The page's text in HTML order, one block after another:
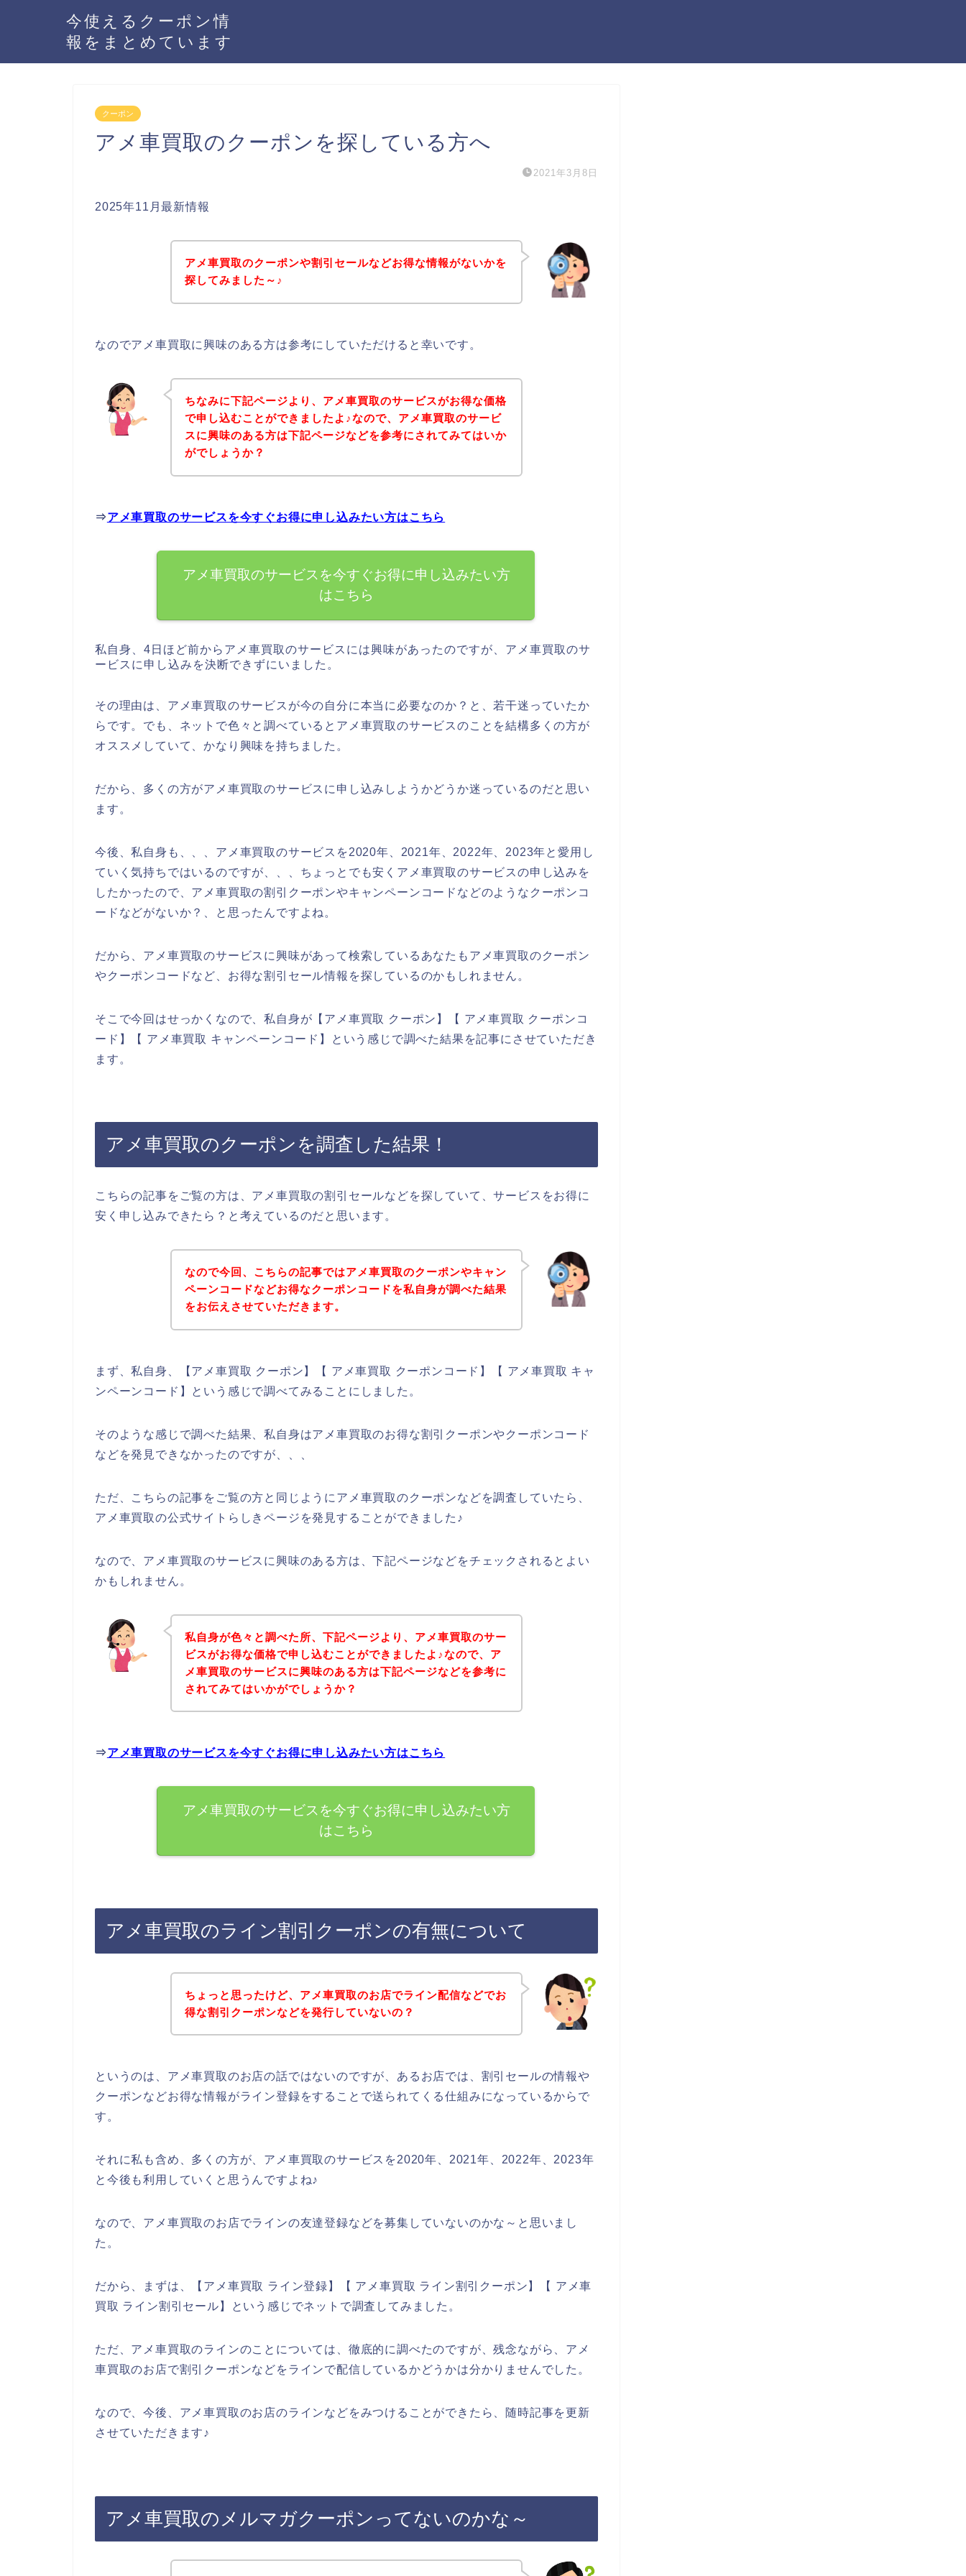
今使えるクーポン情
報をまとめています
クーポン
アメ車買取のクーポンを探している方へ
2021年3月8日
2025年11月最新情報
アメ車買取のクーポンや割引セールなどお得な情報がないかを
探してみました～♪
なのでアメ車買取に興味のある方は参考にしていただけると幸いです。
ちなみに下記ページより、アメ車買取のサービスがお得な価格
で申し込むことができましたよ♪なので、アメ車買取のサービ
スに興味のある方は下記ページなどを参考にされてみてはいか
がでしょうか？
⇒アメ車買取のサービスを今すぐお得に申し込みたい方はこちら
アメ車買取のサービスを今すぐお得に申し込みたい方
はこちら
私自身、4日ほど前からアメ車買取のサービスには興味があったのですが、アメ車買取のサ
ービスに申し込みを決断できずにいました。
その理由は、アメ車買取のサービスが今の自分に本当に必要なのか？と、若干迷っていたか
らです。でも、ネットで色々と調べているとアメ車買取のサービスのことを結構多くの方が
オススメしていて、かなり興味を持ちました。
だから、多くの方がアメ車買取のサービスに申し込みしようかどうか迷っているのだと思い
ます。
今後、私自身も、、、アメ車買取のサービスを2020年、2021年、2022年、2023年と愛用し
ていく気持ちではいるのですが、、、ちょっとでも安くアメ車買取のサービスの申し込みを
したかったので、アメ車買取の割引クーポンやキャンペーンコードなどのようなクーポンコ
ードなどがないか？、と思ったんですよね。
だから、アメ車買取のサービスに興味があって検索しているあなたもアメ車買取のクーポン
やクーポンコードなど、お得な割引セール情報を探しているのかもしれません。
そこで今回はせっかくなので、私自身が【アメ車買取 クーポン】【 アメ車買取 クーポンコ
ード】【 アメ車買取 キャンペーンコード】という感じで調べた結果を記事にさせていただき
ます。
アメ車買取のクーポンを調査した結果！
こちらの記事をご覧の方は、アメ車買取の割引セールなどを探していて、サービスをお得に
安く申し込みできたら？と考えているのだと思います。
なので今回、こちらの記事ではアメ車買取のクーポンやキャン
ペーンコードなどお得なクーポンコードを私自身が調べた結果
をお伝えさせていただきます。
まず、私自身、【アメ車買取 クーポン】【 アメ車買取 クーポンコード】【 アメ車買取 キャ
ンペーンコード】という感じで調べてみることにしました。
そのような感じで調べた結果、私自身はアメ車買取のお得な割引クーポンやクーポンコード
などを発見できなかったのですが、、、
ただ、こちらの記事をご覧の方と同じようにアメ車買取のクーポンなどを調査していたら、
アメ車買取の公式サイトらしきページを発見することができました♪
なので、アメ車買取のサービスに興味のある方は、下記ページなどをチェックされるとよい
かもしれません。
私自身が色々と調べた所、下記ページより、アメ車買取のサー
ビスがお得な価格で申し込むことができましたよ♪なので、ア
メ車買取のサービスに興味のある方は下記ページなどを参考に
されてみてはいかがでしょうか？
⇒アメ車買取のサービスを今すぐお得に申し込みたい方はこちら
アメ車買取のサービスを今すぐお得に申し込みたい方
はこちら
アメ車買取のライン割引クーポンの有無について
ちょっと思ったけど、アメ車買取のお店でライン配信などでお
得な割引クーポンなどを発行していないの？
というのは、アメ車買取のお店の話ではないのですが、あるお店では、割引セールの情報や
クーポンなどお得な情報がライン登録をすることで送られてくる仕組みになっているからで
す。
それに私も含め、多くの方が、アメ車買取のサービスを2020年、2021年、2022年、2023年
と今後も利用していくと思うんですよね♪
なので、アメ車買取のお店でラインの友達登録などを募集していないのかな～と思いまし
た。
だから、まずは、【アメ車買取 ライン登録】【 アメ車買取 ライン割引クーポン】【 アメ車
買取 ライン割引セール】という感じでネットで調査してみました。
ただ、アメ車買取のラインのことについては、徹底的に調べたのですが、残念ながら、アメ
車買取のお店で割引クーポンなどをラインで配信しているかどうかは分かりませんでした。
なので、今後、アメ車買取のお店のラインなどをみつけることができたら、随時記事を更新
させていただきます♪
アメ車買取のメルマガクーポンってないのかな～